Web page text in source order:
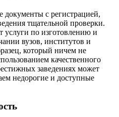
с регистрацией,
тщательной проверки.
услуги по изготовлению и
вузов, институтов и
который ничем не
качественного
заведениях может
недорогие и доступные